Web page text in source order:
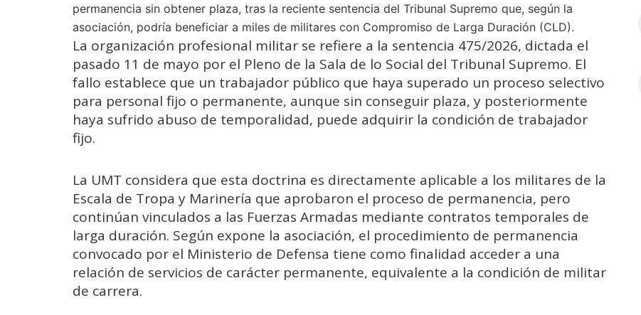
permanencia sin obtener plaza, tras la reciente sentencia del Tribunal Supremo que, según la
asociación, podría beneficiar a miles de militares con Compromiso de Larga Duración (CLD).
La organización profesional militar se refiere a la sentencia 475/2026, dictada el
pasado 11 de mayo por el Pleno de la Sala de lo Social del Tribunal Supremo. El
fallo establece que un trabajador público que haya superado un proceso selectivo
para personal fijo o permanente, aunque sin conseguir plaza, y posteriormente
haya sufrido abuso de temporalidad, puede adquirir la condición de trabajador
fijo.
La UMT considera que esta doctrina es directamente aplicable a los militares de la
Escala de Tropa y Marinería que aprobaron el proceso de permanencia, pero
continúan vinculados a las Fuerzas Armadas mediante contratos temporales de
larga duración. Según expone la asociación, el procedimiento de permanencia
convocado por el Ministerio de Defensa tiene como finalidad acceder a una
relación de servicios de carácter permanente, equivalente a la condición de militar
de carrera.